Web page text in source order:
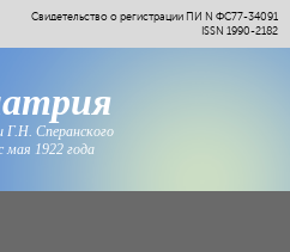
Свидетельство о регистрации ПИ N ФС77-34091
ISSN 1990-2182
Г.Н. Сперанского
мая 1922 года